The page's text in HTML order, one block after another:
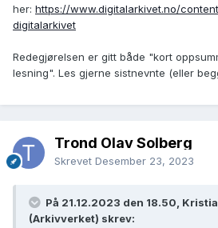
her: https://www.digitalarkivet.no/
digitalarkivet
Redegjørelsen er gitt både "kort
lesning". Les gjerne sistnevnte (eller
Trond Olav Solberg
Skrevet Desember 23, 2023
På 21.12.2023 den 18.50,
(Arkivverket) skrev: